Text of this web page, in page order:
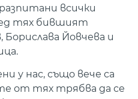
всички
тях бившият
Йовчева и
у нас, също вече са
от тях трябва да се